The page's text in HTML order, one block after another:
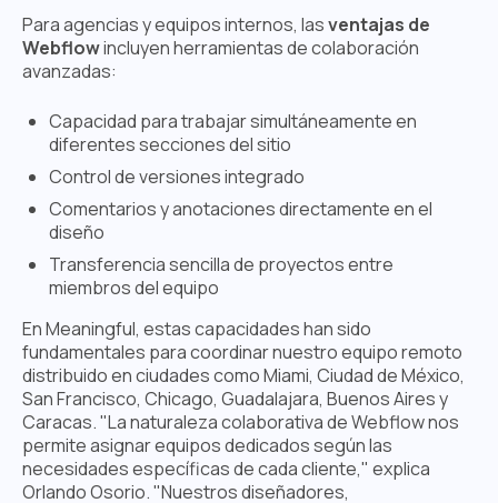
Para agencias y equipos internos, lasventajas de
Webflowincluyen herramientas de colaboración
avanzadas:
Capacidad para trabajar simultáneamente en
diferentes secciones del sitio
Control de versiones integrado
Comentarios y anotaciones directamente en el
diseño
Transferencia sencilla de proyectos entre
miembros del equipo
En Meaningful, estas capacidades han sido
fundamentales para coordinar nuestro equipo remoto
distribuido en ciudades como Miami, Ciudad de México,
San Francisco, Chicago, Guadalajara, Buenos Aires y
Caracas. "La naturaleza colaborativa de Webflow nos
permite asignar equipos dedicados según las
necesidades específicas de cada cliente," explica
Orlando Osorio. "Nuestros diseñadores,